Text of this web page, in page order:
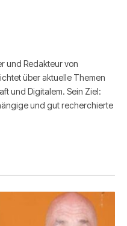
und Redakteur von
über aktuelle Themen
und Digitalem. Sein Ziel:
und gut recherchierte